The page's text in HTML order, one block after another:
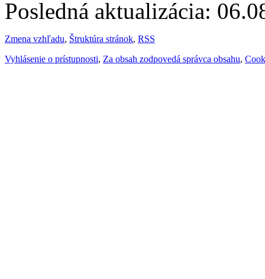
Posledná aktualizácia:
Zmena vzhľadu, Štruktúra stránok, RSS
Vyhlásenie o prístupnosti, Za obsah zodpovedá správca obsahu,